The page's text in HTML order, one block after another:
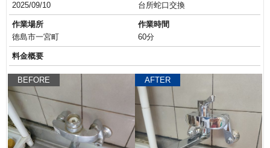
2025/09/10
台所蛇口交換
作業場所
徳島市一宮町
作業時間
60分
料金概要
BEFORE AFTER